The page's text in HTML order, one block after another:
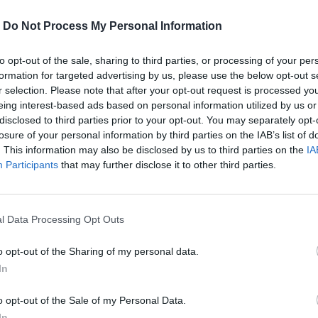
Do Not Process My Personal Information
opt-out of the sale, sharing to third parties, or processing of your
for targeted advertising by us, please use the below opt-out
selection. Please note that after your opt-out request is processed
interest-based ads based on personal information utilized by us
to third parties prior to your opt-out. You may separately
of your personal information by third parties on the IAB’s list of
This information may also be disclosed by us to third parties on the
Participants that may further disclose it to other third parties.
Data Processing Opt Outs
opt-out of the Sharing of my personal data.
opt-out of the Sale of my Personal Data.
Žika, z ktorej sa na sociálnych sieťach stal fenomén.
fanúšikov, ktorých denne zásobuje uletenými, šialenými,
Žikavskej alias Žike temný diár so super hláškami a
– rozum nie je obočie, ten nedokreslíš.
nás má totiž temnú stránku. Niekomu o nej povieme, niekto
do toho, ako máte v ktorý deň žiť. A nech je každý z tých